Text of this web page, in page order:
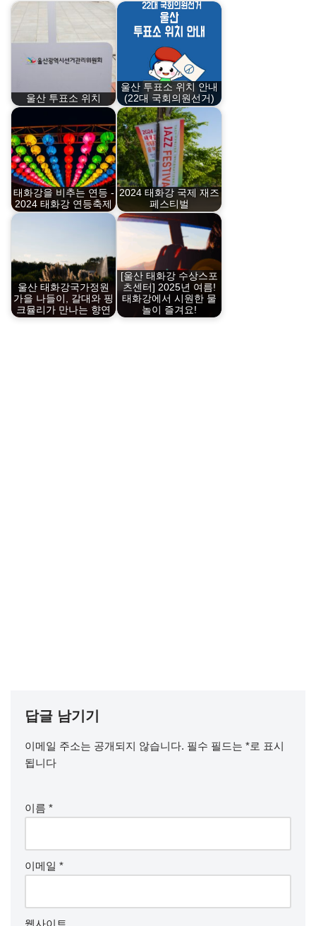
울산 투표소 위치
울산 투표소 위치 안내
(22대 국회의원선거)
태화강을 비추는 연등 -
2024 태화강 연등축제
2024 태화강 국제 재즈
페스티벌
울산 태화강국가정원
가을 나들이, 갈대와 핑
크뮬리가 만나는 향연
[울산 태화강 수상스포
츠센터] 2025년 여름!
태화강에서 시원한 물
놀이 즐겨요!
답글 남기기
이메일 주소는 공개되지 않습니다. 필수 필드는 *로 표시
됩니다
이름 *
이메일 *
웹사이트